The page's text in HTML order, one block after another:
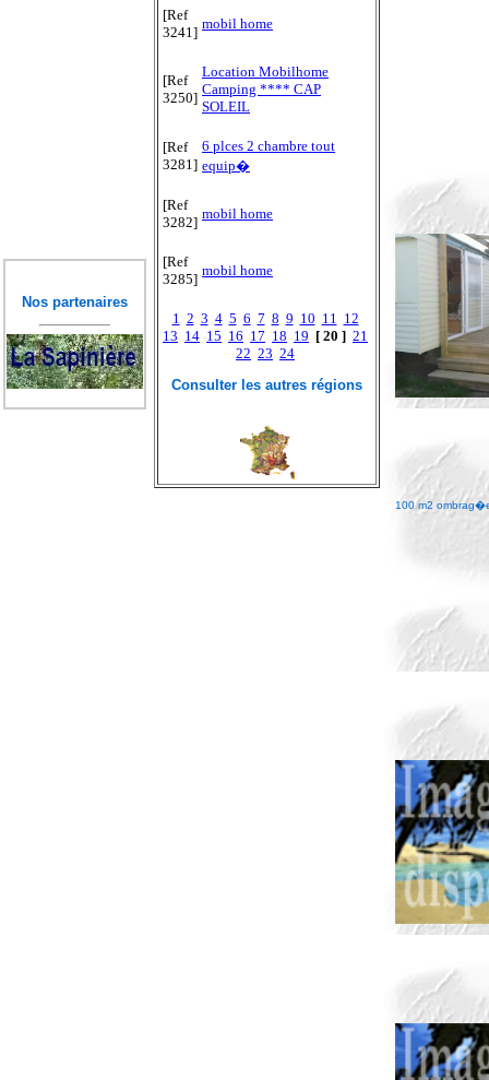
Nos partenaires
[Ref
3241]
mobil home
[Ref
3250]
Location Mobilhome
Camping **** CAP
SOLEIL
[Ref
3281]
6 plces 2 chambre tout
equip�
[Ref
3282]
mobil home
[Ref
3285]
mobil home
1 2 3 4 5 6 7 8 9 10 11 12
13 14 15 16 17 18 19 [ 20 ] 21
22 23 24
Consulter les autres régions
100 m2